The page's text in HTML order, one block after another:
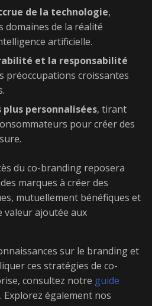
de la technologie,
domaines de la réalité
artificielle.
et la responsabilité
préoccupations croissantes
personnalisées, tirant
pour créer des
du co-branding reposera
marques à créer des
mutuellement bénéfiques et
ajoutée aux
sur le branding et
ces stratégies de co-
consultez notre guide
. Explorez également nos